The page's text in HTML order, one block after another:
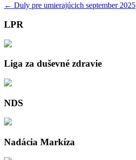
← Duly pre umierajúcich september 2025
LPR
Liga za duševné zdravie
NDS
Nadácia Markíza